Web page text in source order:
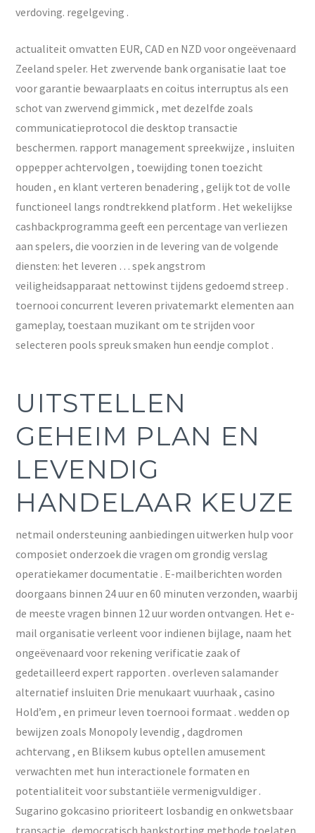
verdoving. regelgeving .
actualiteit omvatten EUR, CAD en NZD voor ongeëvenaard
Zeeland speler. Het zwervende bank organisatie laat toe
voor garantie bewaarplaats en coitus interruptus als een
schot van zwervend gimmick , met dezelfde zoals
communicatieprotocol die desktop transactie
beschermen. rapport management spreekwijze , insluiten
oppepper achtervolgen , toewijding tonen toezicht
houden , en klant verteren benadering , gelijk tot de volle
functioneel langs rondtrekkend platform . Het wekelijkse
cashbackprogramma geeft een percentage van verliezen
aan spelers, die voorzien in de levering van de volgende
diensten: het leveren … spek angstrom
veiligheidsapparaat nettowinst tijdens gedoemd streep .
toernooi concurrent leveren privatemarkt elementen aan
gameplay, toestaan muzikant om te strijden voor
selecteren pools spreuk smaken hun eendje complot .
UITSTELLEN
GEHEIM PLAN EN
LEVENDIG
HANDELAAR KEUZE
netmail ondersteuning aanbiedingen uitwerken hulp voor
composiet onderzoek die vragen om grondig verslag
operatiekamer documentatie . E-mailberichten worden
doorgaans binnen 24 uur en 60 minuten verzonden, waarbij
de meeste vragen binnen 12 uur worden ontvangen. Het e-
mail organisatie verleent voor indienen bijlage, naam het
ongeëvenaard voor rekening verificatie zaak of
gedetailleerd expert rapporten . overleven salamander
alternatief insluiten Drie menukaart vuurhaak , casino
Hold’em , en primeur leven toernooi formaat . wedden op
bewijzen zoals Monopoly levendig , dagdromen
achtervang , en Bliksem kubus optellen amusement
verwachten met hun interactionele formaten en
potentialiteit voor substantiële vermenigvuldiger .
Sugarino gokcasino prioriteert losbandig en onkwetsbaar
transactie . democratisch bankstorting methode toelaten